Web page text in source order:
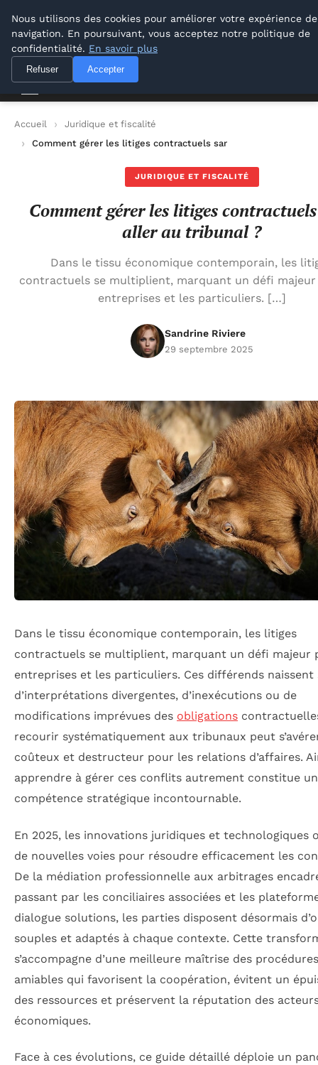
M Zone Studio
M Zone Studio
Accueil
Juridique et fiscalité
Comment gérer les litiges contractuels sans aller au tribunal ?
JURIDIQUE ET FISCALITÉ
Comment gérer les litiges
aller au tribunal ?
Dans le tissu économique contemporain, les
contractuels se multiplient, marquant un défi
entreprises et les particuliers. […]
Sandrine Riviere
29 septembre 2025
Dans le tissu économique contemporain, les litiges
contractuels se multiplient, marquant un défi majeur
entreprises et les particuliers. Ces différends naissent
d’interprétations divergentes, d’inexécutions ou de
modifications imprévues des obligations
recourir systématiquement aux tribunaux peut
coûteux et destructeur pour les relations d’affaires.
apprendre à gérer ces conflits autrement constitue
compétence stratégique incontournable.
En 2025, les innovations juridiques et technologiques
de nouvelles voies pour résoudre efficacement les
De la médiation professionnelle aux arbitrages
passant par les conciliaires associées et les
dialogue solutions, les parties disposent désormais
souples et adaptés à chaque contexte. Cette
s’accompagne d’une meilleure maîtrise des procédures
amiables qui favorisent la coopération, évitent un
des ressources et préservent la réputation des
économiques.
Face à ces évolutions, ce guide détaillé déploie un
Nous utilisons des cookies pour améliorer votre expérience de
navigation. En poursuivant, vous acceptez notre politique de
confidentialité. En savoir plus
Refuser Accepter